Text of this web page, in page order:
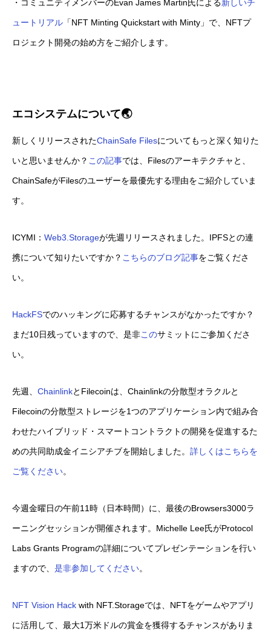
・コミュニティメンバーのEvan James Martin氏による新しいチ
ュートリアル 「NFT Minting Quickstart with Minty」で、NFTプ
ロジェクト開発の始め方をご紹介します。
エコシステムについて🌏
新しくリリースされたChainSafe Filesについてもっと深く知りた
いと思いませんか？ この記事では、Filesのアーキテクチャと、
ChainSafeがFilesのユーザーを最優先する理由をご紹介していま
す。
ICYMI： Web3.Storageが先週リリースされました。IPFSとの連
携について知りたいですか？ こちらのブログ記事をご覧くださ
い。
HackFSでのハッキングに応募するチャンスがなかったですか？
まだ10日残っていますので、是非このサミットにご参加くださ
い。
先週、 ChainlinkとFilecoinは、Chainlinkの分散型オラクルと
Filecoinの分散型ストレージを1つのアプリケーション内で組み合
わせたハイブリッド・スマートコントラクトの開発を促進するた
めの共同助成金イニシアチブを開始しました。 詳しくはこちらを
ご覧ください。
今週金曜日の午前11時（日本時間）に、最後のBrowsers3000ラ
ーニングセッションが開催されます。Michelle Lee氏がProtocol
Labs Grants Programの詳細についてプレゼンテーションを行い
ますので、 是非参加してください。
NFT Vision Hack with NFT.Storageでは、NFTをゲームやアプリ
に活用して、最大1万米ドルの賞金を獲得するチャンスがありま